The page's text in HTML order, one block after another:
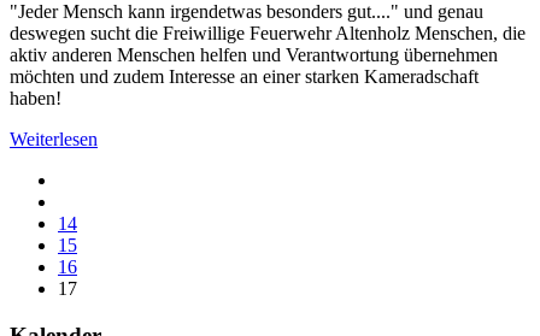
"Jeder Mensch kann irgendetwas besonders gut...." und genau
deswegen sucht die Freiwillige Feuerwehr Altenholz Menschen, die
aktiv anderen Menschen helfen und Verantwortung übernehmen
möchten und zudem Interesse an einer starken Kameradschaft
haben!
Weiterlesen
14
15
16
17